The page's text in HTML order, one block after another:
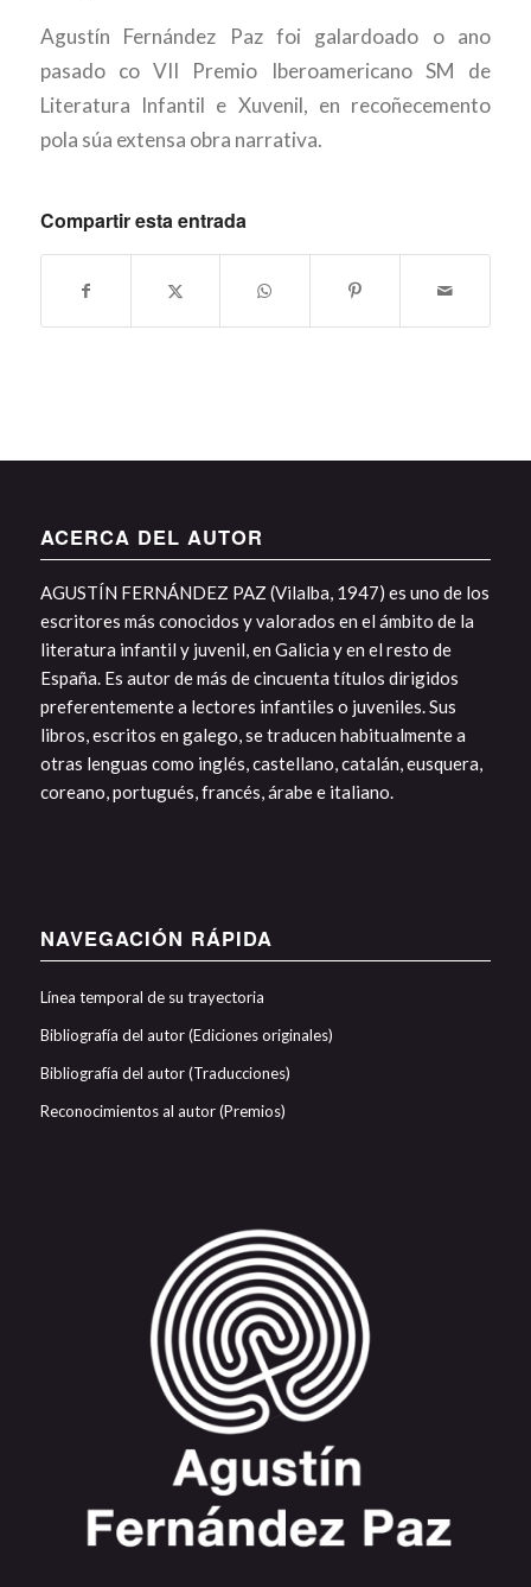
Agustín Fernández Paz foi galardoado o ano
pasado co VII Premio Iberoamericano SM de
Literatura Infantil e Xuvenil, en recoñecemento
pola súa extensa obra narrativa.
Compartir esta entrada
ACERCA DEL AUTOR
AGUSTÍN FERNÁNDEZ PAZ (Vilalba, 1947) es uno de los
escritores más conocidos y valorados en el ámbito de la
literatura infantil y juvenil, en Galicia y en el resto de
España. Es autor de más de cincuenta títulos dirigidos
preferentemente a lectores infantiles o juveniles. Sus
libros, escritos en galego, se traducen habitualmente a
otras lenguas como inglés, castellano, catalán, eusquera,
coreano, portugués, francés, árabe e italiano.
NAVEGACIÓN RÁPIDA
Línea temporal de su trayectoria
Bibliografía del autor (Ediciones originales)
Bibliografía del autor (Traducciones)
Reconocimientos al autor (Premios)